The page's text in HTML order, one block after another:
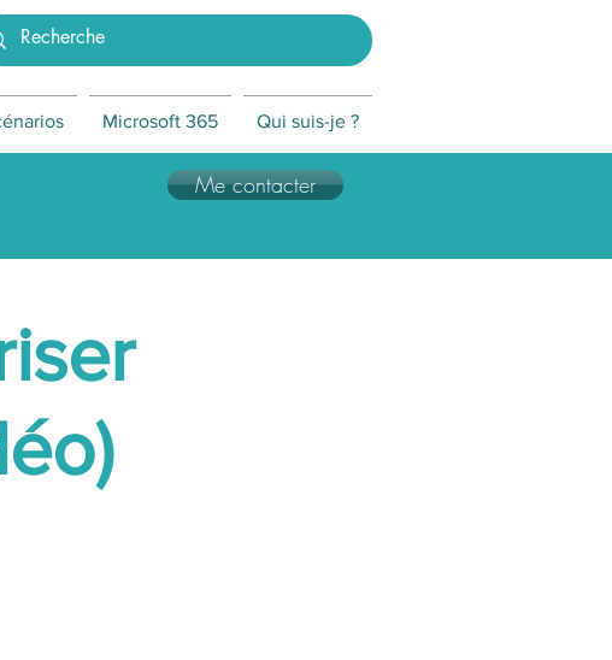
Microsoft 365 Qui suis-je ?
Me contacter